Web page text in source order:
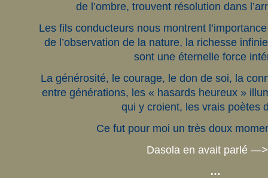
de l’ombre, trouvent résolution dans
Les fils conducteurs nous montrent
de l’observation de la nature, la richesse
sont une éternelle force
La générosité, le courage, le don de soi, la
entre générations, les « hasards heureux »
qui y croient, les vrais poètes
Ce fut pour moi un très doux
Dasola en avait parlé
…